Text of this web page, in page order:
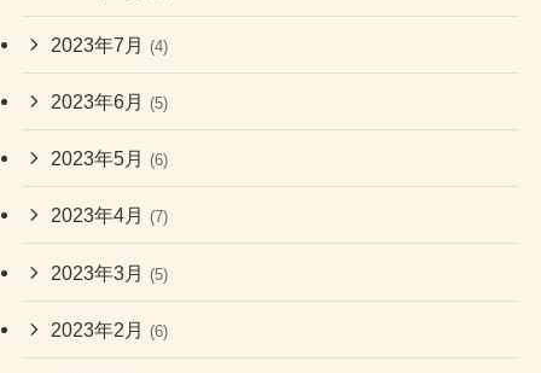
2023年7月 (4)
2023年6月 (5)
2023年5月 (6)
2023年4月 (7)
2023年3月 (5)
2023年2月 (6)